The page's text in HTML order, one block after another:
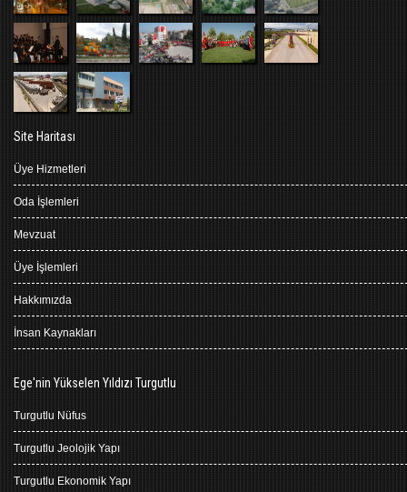
Site Haritası
Üye Hizmetleri
Oda İşlemleri
Mevzuat
Üye İşlemleri
Hakkımızda
İnsan Kaynakları
Ege'nin Yükselen Yıldızı Turgutlu
Turgutlu Nüfus
Turgutlu Jeolojik Yapı
Turgutlu Ekonomik Yapı